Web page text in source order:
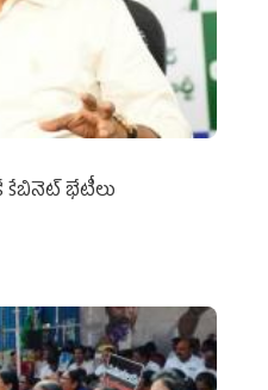
భేటీలు